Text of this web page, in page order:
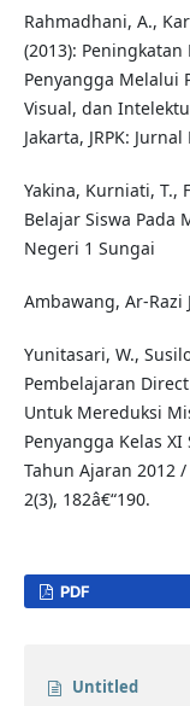
Rahmadhani, A.,
(2013):
Penyangga Melalui
Visual, dan
Jakarta, JRPK:
Yakina, Kurniati, T.,
Belajar Siswa Pada
Negeri 1 Sungai
Ambawang, Ar-Razi
Yunitasari, W.,
Pembelajaran
Untuk Mereduksi
Penyangga Kelas
Tahun Ajaran 2012 /
2(3), 182â€“190.
PDF
Untitled